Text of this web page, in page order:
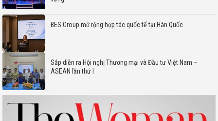
BES Group mở rộng hợp tác quốc tế tại Hàn Quốc
Sắp diễn ra Hội nghị Thương mại và Đầu tư Việt Nam –
ASEAN lần thứ I